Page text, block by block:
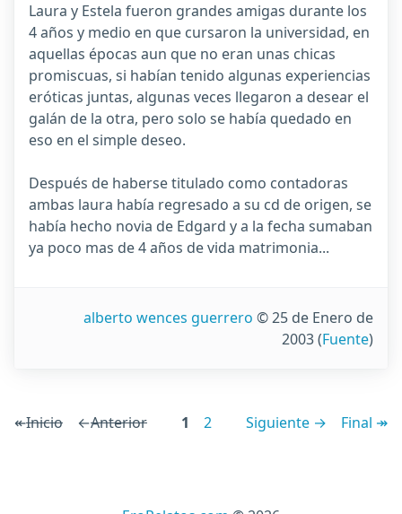
Laura y Estela fueron grandes amigas durante los
4 años y medio en que cursaron la universidad, en
aquellas épocas aun que no eran unas chicas
promiscuas, si habían tenido algunas experiencias
eróticas juntas, algunas veces llegaron a desear el
galán de la otra, pero solo se había quedado en
eso en el simple deseo.
Después de haberse titulado como contadoras
ambas laura había regresado a su cd de origen, se
había hecho novia de Edgard y a la fecha sumaban
ya poco mas de 4 años de vida matrimonia...
alberto wences guerrero © 25 de Enero de
2003(Fuente)
↞Inicio ←Anterior 1 2 Siguiente → Final ↠